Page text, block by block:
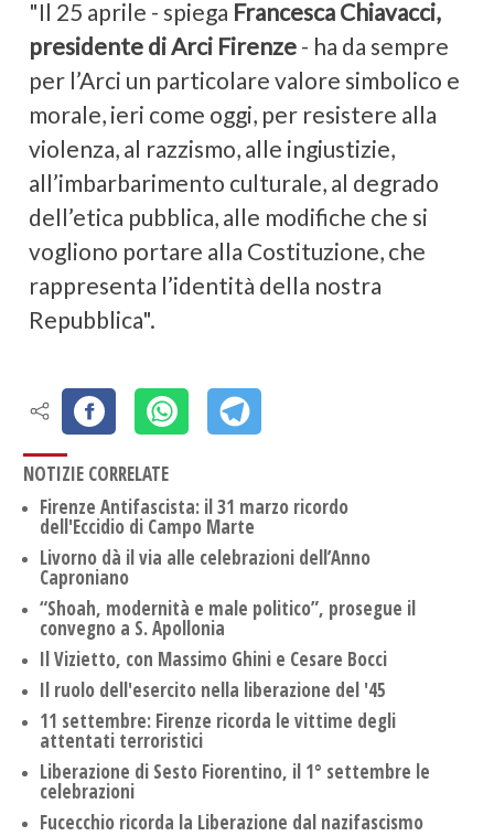
"Il 25 aprile - spiega Francesca Chiavacci,
presidente di Arci Firenze - ha da sempre
per l’Arci un particolare valore simbolico e
morale, ieri come oggi, per resistere alla
violenza, al razzismo, alle ingiustizie,
all’imbarbarimento culturale, al degrado
dell’etica pubblica, alle modifiche che si
vogliono portare alla Costituzione, che
rappresenta l’identità della nostra
Repubblica".
NOTIZIE CORRELATE
Firenze Antifascista: il 31 marzo ricordo
dell'Eccidio di Campo Marte
Livorno dà il via alle celebrazioni dell’Anno
Caproniano
“Shoah, modernità e male politico”, prosegue il
convegno a S. Apollonia
Il Vizietto, con Massimo Ghini e Cesare Bocci
Il ruolo dell'esercito nella liberazione del '45
11 settembre: Firenze ricorda le vittime degli
attentati terroristici
Liberazione di Sesto Fiorentino, il 1° settembre le
celebrazioni
Fucecchio ricorda la Liberazione dal nazifascismo